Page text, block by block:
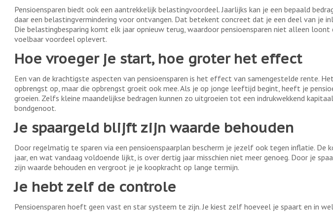
Pensioensparen biedt ook een aantrekkelijk belastingvoordeel. Jaarlijks kan je een bepaald
daar een belastingvermindering voor ontvangen. Dat betekent concreet dat je een deel van je
Die belastingbesparing komt elk jaar opnieuw terug, waardoor pensioensparen niet alleen
voelbaar voordeel oplevert.
Hoe vroeger je start, hoe groter het effect
Een van de krachtigste aspecten van pensioensparen is het effect van samengestelde rente.
opbrengst op, maar die opbrengst groeit ook mee. Als je op jonge leeftijd begint, heeft je
groeien. Zelfs kleine maandelijkse bedragen kunnen zo uitgroeien tot een indrukwekkend
bondgenoot.
Je spaargeld blijft zijn waarde behouden
Door regelmatig te sparen via een pensioenspaarplan bescherm je jezelf ook tegen inflatie. De
jaar, en wat vandaag voldoende lijkt, is over dertig jaar misschien niet meer genoeg. Door je
zijn waarde behouden en vergroot je je koopkracht op lange termijn.
Je hebt zelf de controle
Pensioensparen hoeft geen vast en star systeem te zijn. Je kiest zelf hoeveel je spaart en in